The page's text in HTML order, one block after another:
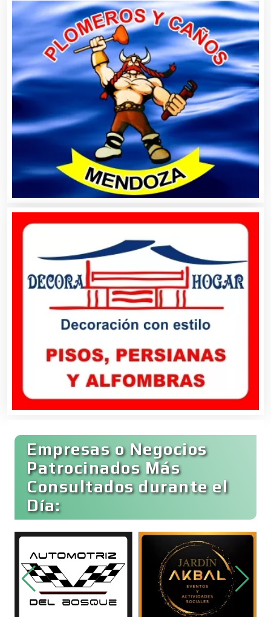
Autobuses
Automatización
Automóviles Nuevos y Usados
Autopartes Eléctricas
Balnearios
Bancos
Banquetes
Bares y Cantinas
Basculas
Bebidas
Belleza
Bordados y Estampados
Empresas o Negocios
Patrocinados Más
Consultados durante el
Día: